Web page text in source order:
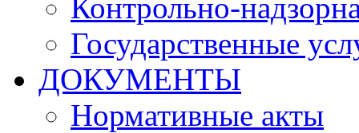
Контрольно-
Государственные
ДОКУМЕНТЫ
Нормативные акты